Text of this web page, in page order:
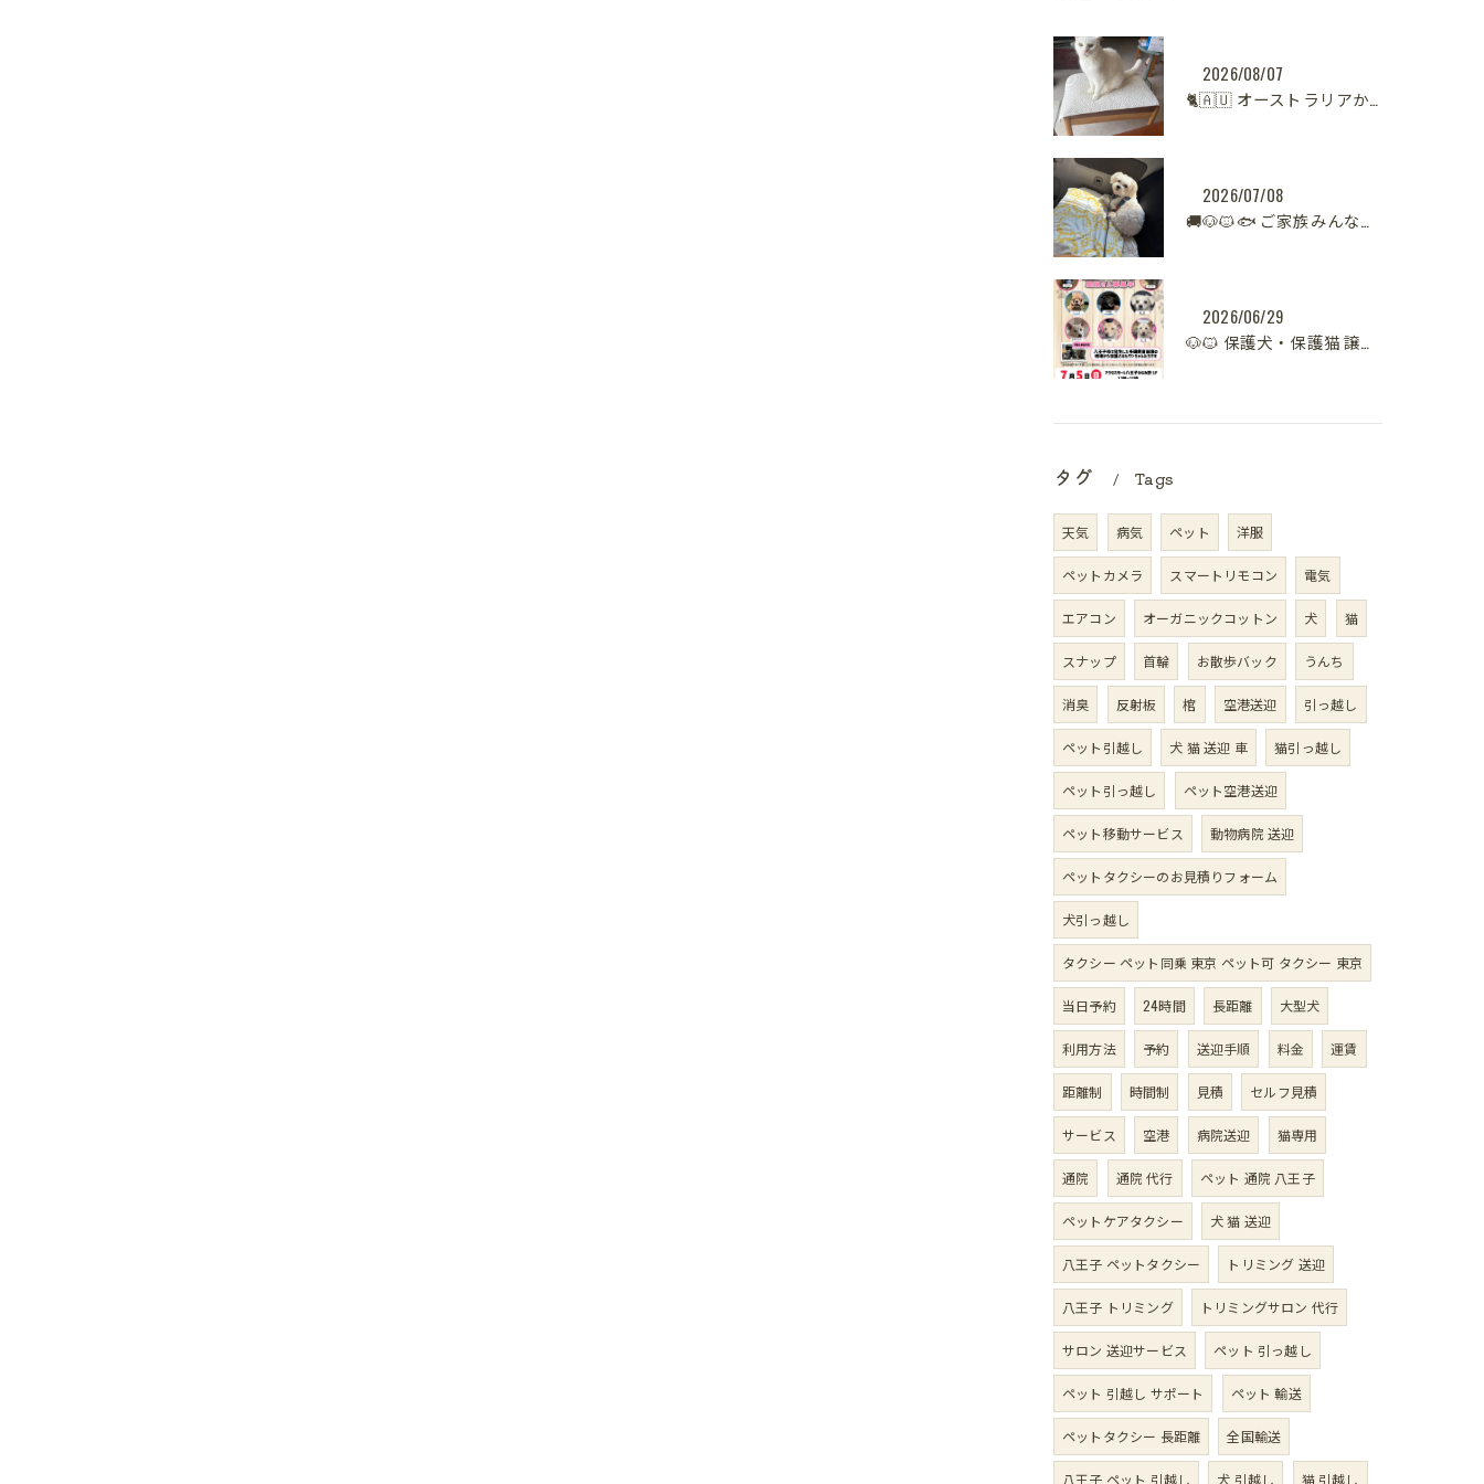
2026/08/07
🐈🇦🇺 オーストラリアからシンガポールへ。
2026/07/08
🚚🐶🐱🐟 ご家族みんなで新生活へ。
2026/06/29
🐶🐱 保護犬・保護猫 譲渡会開催のお知らせ【八王子】 🐾
タグ Tags
天気 病気 ペット 洋服
ペットカメラ スマートリモコン 電気
エアコン オーガニックコットン 犬 猫
スナップ 首輪 お散歩バック うんち
消臭 反射板 棺 空港送迎 引っ越し
ペット引越し 犬 猫 送迎 車 猫引っ越し
ペット引っ越し ペット空港送迎
ペット移動サービス 動物病院 送迎
ペットタクシーのお見積りフォーム
犬引っ越し
タクシー ペット同乗 東京 ペット可 タクシー 東京
当日予約 24時間 長距離 大型犬
利用方法 予約 送迎手順 料金 運賃
距離制 時間制 見積 セルフ見積
サービス 空港 病院送迎 猫専用
通院 通院 代行 ペット 通院 八王子
ペットケアタクシー 犬 猫 送迎
八王子 ペットタクシー トリミング 送迎
八王子 トリミング トリミングサロン 代行
サロン 送迎サービス ペット 引っ越し
ペット 引越し サポート ペット 輸送
ペットタクシー 長距離 全国輸送
八王子 ペット 引越し 犬 引越し 猫 引越し